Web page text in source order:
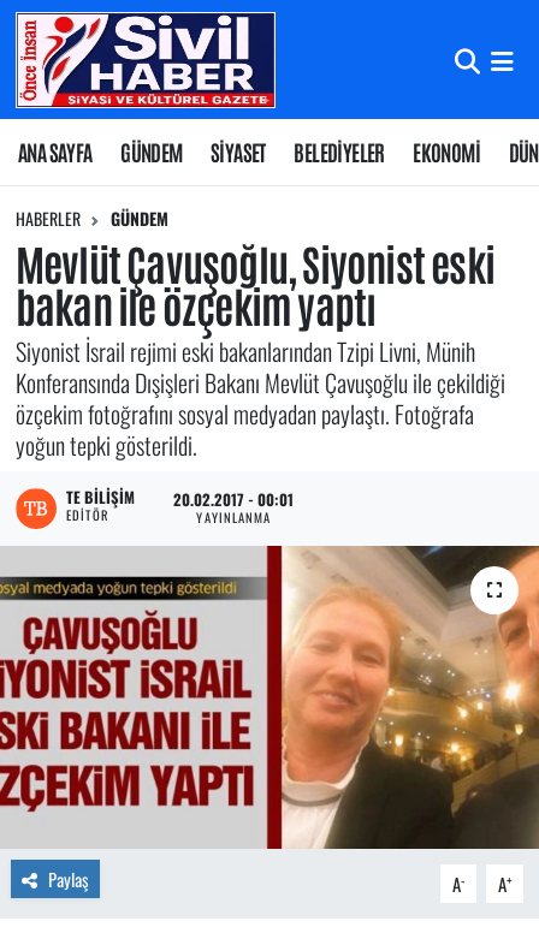
ANA SAYFA GÜNDEM SİYASET BELEDİYELER EKONOMİ
HABERLER GÜNDEM
Mevlüt Çavuşoğlu, Siyonist eski
bakan ile özçekim yaptı
Siyonist İsrail rejimi eski bakanlarından Tzipi Livni, Münih
Konferansında Dışişleri Bakanı Mevlüt Çavuşoğlu ile çekildiği
özçekim fotoğrafını sosyal medyadan paylaştı. Fotoğrafa
yoğun tepki gösterildi.
TE BILIŞIM
EDITÖR
20.02.2017 - 00:01
YAYINLANMA
Paylaş A- A+
Nöbetçi Eczaneler
Hava Durumu
Namaz Vakitleri
Trafik Durumu
Süper Lig Puan Durumu ve Fikstür
Tüm Manşetler
Son Dakika Haberleri
Haber Arşivi